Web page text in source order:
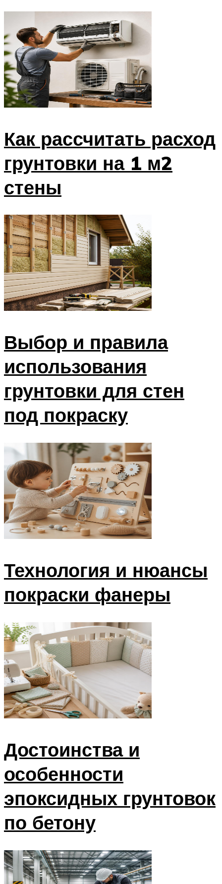
Как рассчитать расход
грунтовки на 1 м2
стены
Выбор и правила
использования
грунтовки для стен
под покраску
Технология и нюансы
покраски фанеры
Достоинства и
особенности
эпоксидных грунтовок
по бетону